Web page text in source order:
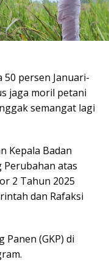
50 persen Januari-
jaga moril petani
semangat lagi
Kepala Badan
atas
2 Tahun 2025
dan Rafaksi
(GKP) di